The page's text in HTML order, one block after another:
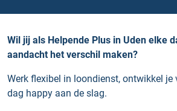
Wil jij als Helpende Plus in Uden elke
aandacht het verschil maken?
Werk flexibel in loondienst, ontwikkel je
dag happy aan de slag.